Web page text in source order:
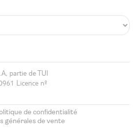
partie de TUI
Licence nº
de confidentialité
générales de vente